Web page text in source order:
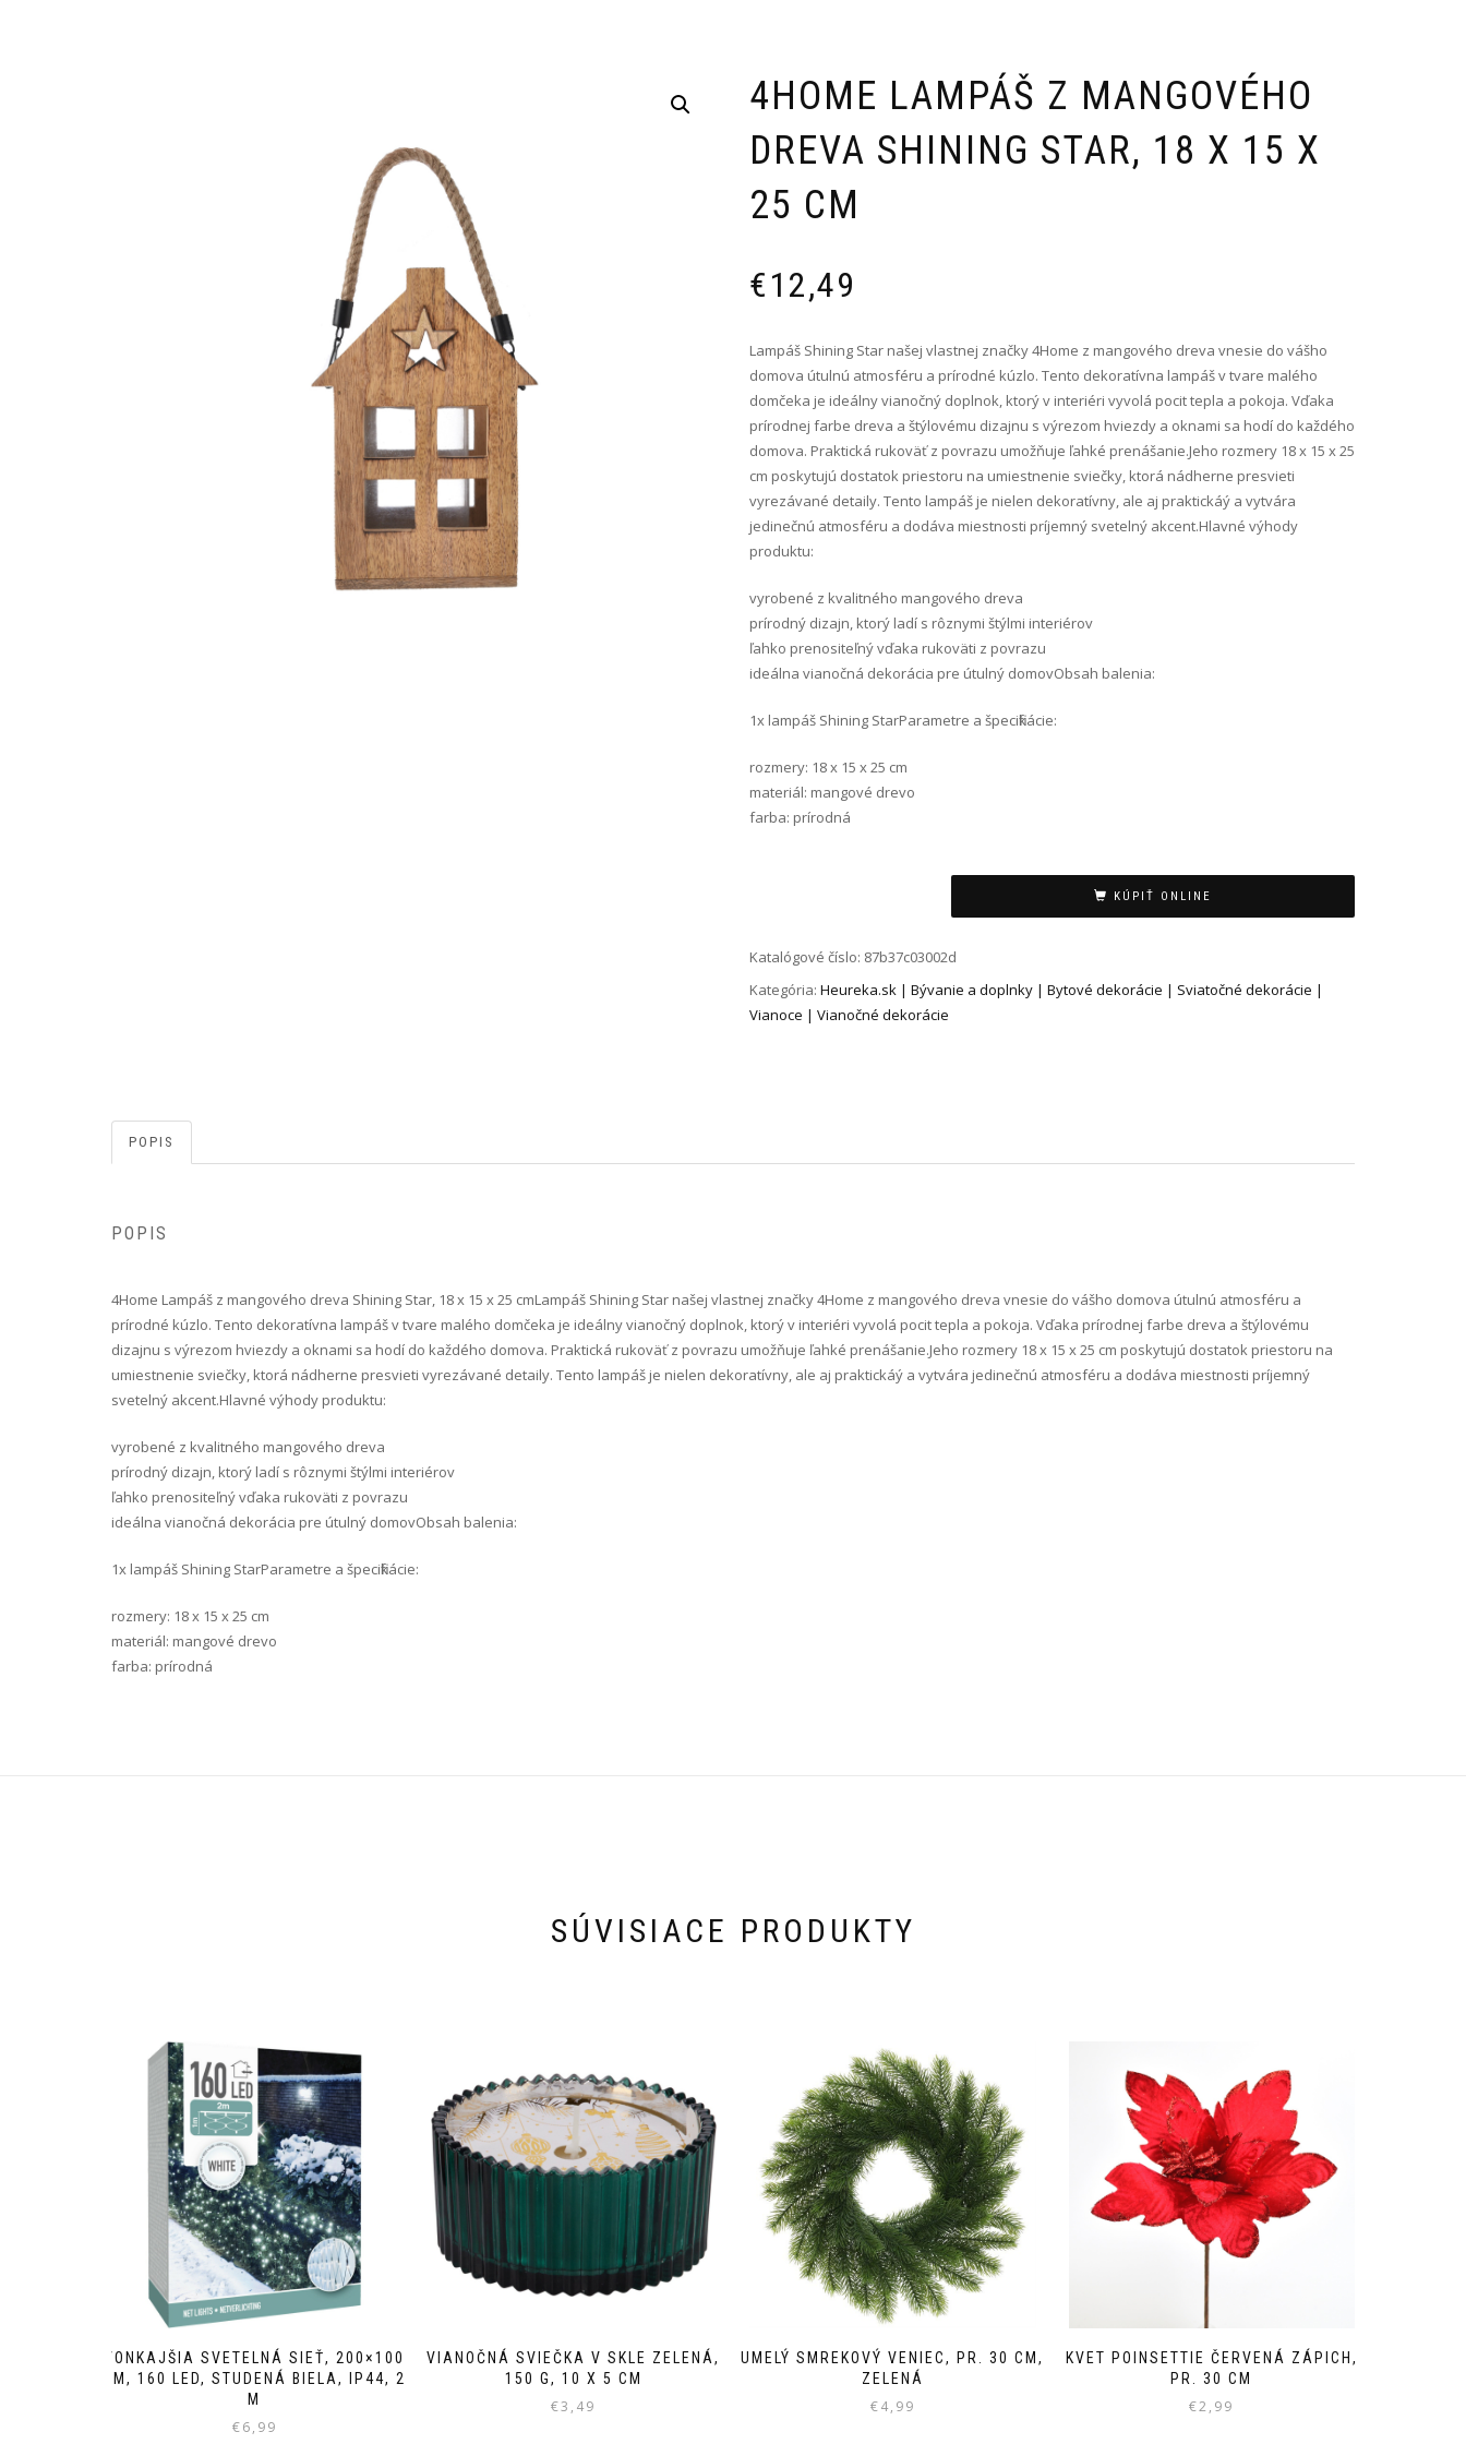
4HOME LAMPÁŠ Z MANGOVÉHO
DREVA SHINING STAR, 18 X 15 X
25 CM
€12,49
Lampáš Shining Star našej vlastnej značky 4Home z mangového dreva vnesie do vášho
domova útulnú atmosféru a prírodné kúzlo. Tento dekoratívna lampáš v tvare malého
domčeka je ideálny vianočný doplnok, ktorý v interiéri vyvolá pocit tepla a pokoja. Vďaka
prírodnej farbe dreva a štýlovému dizajnu s výrezom hviezdy a oknami sa hodí do každého
domova. Praktická rukoväť z povrazu umožňuje ľahké prenášanie.Jeho rozmery 18 x 15 x 25
cm poskytujú dostatok priestoru na umiestnenie sviečky, ktorá nádherne presvieti
vyrezávané detaily. Tento lampáš je nielen dekoratívny, ale aj praktickáý a vytvára
jedinečnú atmosféru a dodáva miestnosti príjemný svetelný akcent.Hlavné výhody
produktu:
vyrobené z kvalitného mangového dreva
prírodný dizajn, ktorý ladí s rôznymi štýlmi interiérov
ľahko prenositeľný vďaka rukoväti z povrazu
ideálna vianočná dekorácia pre útulný domovObsah balenia:
1x lampáš Shining StarParametre a špecifikácie:
rozmery: 18 x 15 x 25 cm
materiál: mangové drevo
farba: prírodná
KÚPIŤ ONLINE
Katalógové číslo: 87b37c03002d
Kategória: Heureka.sk | Bývanie a doplnky | Bytové dekorácie | Sviatočné dekorácie |
Vianoce | Vianočné dekorácie
POPIS
POPIS
4Home Lampáš z mangového dreva Shining Star, 18 x 15 x 25 cm Lampáš Shining Star našej vlastnej značky 4Home z mangového dreva vnesie do vášho domova útulnú atmosféru a
prírodné kúzlo. Tento dekoratívna lampáš v tvare malého domčeka je ideálny vianočný doplnok, ktorý v interiéri vyvolá pocit tepla a pokoja. Vďaka prírodnej farbe dreva a štýlovému
dizajnu s výrezom hviezdy a oknami sa hodí do každého domova. Praktická rukoväť z povrazu umožňuje ľahké prenášanie.Jeho rozmery 18 x 15 x 25 cm poskytujú dostatok priestoru na
umiestnenie sviečky, ktorá nádherne presvieti vyrezávané detaily. Tento lampáš je nielen dekoratívny, ale aj praktickáý a vytvára jedinečnú atmosféru a dodáva miestnosti príjemný
svetelný akcent.Hlavné výhody produktu:
vyrobené z kvalitného mangového dreva
prírodný dizajn, ktorý ladí s rôznymi štýlmi interiérov
ľahko prenositeľný vďaka rukoväti z povrazu
ideálna vianočná dekorácia pre útulný domovObsah balenia:
1x lampáš Shining StarParametre a špecifikácie:
rozmery: 18 x 15 x 25 cm
materiál: mangové drevo
farba: prírodná
SÚVISIACE PRODUKTY
VONKAJŠIA SVETELNÁ SIEŤ, 200×100
CM, 160 LED, STUDENÁ BIELA, IP44, 2
M
€6,99
VIANOČNÁ SVIEČKA V SKLE ZELENÁ,
150 G, 10 X 5 CM
€3,49
UMELÝ SMREKOVÝ VENIEC, PR. 30 CM,
ZELENÁ
€4,99
KVET POINSETTIE ČERVENÁ ZÁPICH,
PR. 30 CM
€2,99